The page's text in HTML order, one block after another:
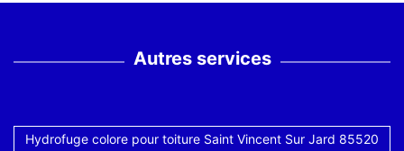
Autres services
Hydrofuge colore pour toiture Saint Vincent Sur Jard 85520